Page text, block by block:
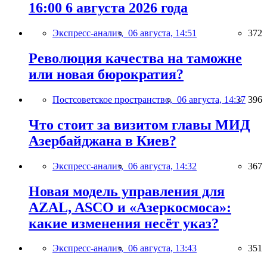
16:00 6 августа 2026 года
Экспресс-анализ, 06 августа, 14:51 372
Революция качества на таможне
или новая бюрократия?
Постсоветское пространство, 06 августа, 14:37 396
Что стоит за визитом главы МИД
Азербайджана в Киев?
Экспресс-анализ, 06 августа, 14:32 367
Новая модель управления для
AZAL, ASCO и «Азеркосмоса»:
какие изменения несёт указ?
Экспресс-анализ, 06 августа, 13:43 351